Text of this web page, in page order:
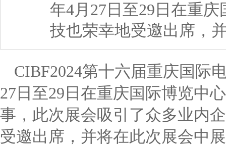
年4月27日至29日在重
技也荣幸地受邀出席，
CIBF2024第十六届重庆国际
27日至29日在重庆国际博览中
事，此次展会吸引了众多业内
受邀出席，并将在此次展会中